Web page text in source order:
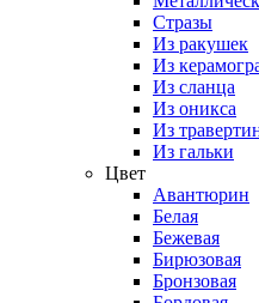
Стразы
Из ракушек
Из
Из сланца
Из оникса
Из
Из гальки
Цвет
Авантюрин
Белая
Бежевая
Бирюзовая
Бронзовая